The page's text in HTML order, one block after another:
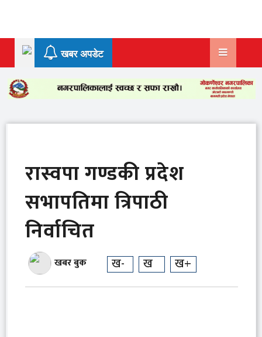
content
खबर अपडेट
रास्वपा गण्डकी प्रदेश
सभापतिमा त्रिपाठी
निर्वाचित
खबर बुक ख- ख ख+